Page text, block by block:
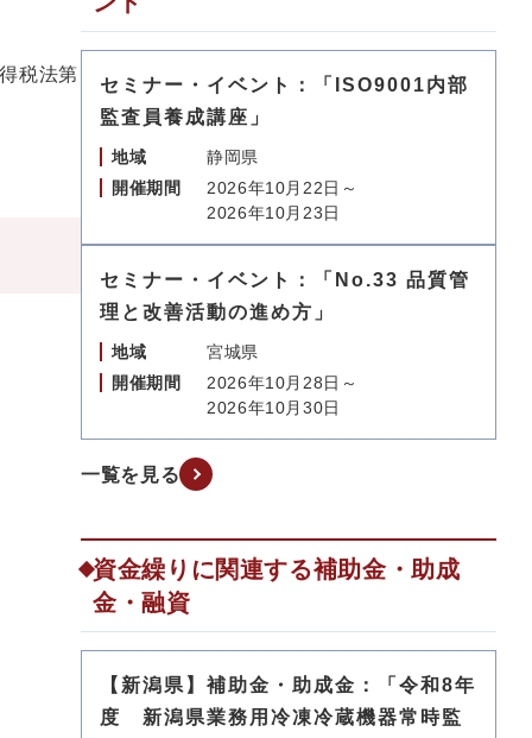
税法第
セミナー・イベント：「ISO9001内部
監査員養成講座」
地域
静岡県
開催期間
2026年10月22日～
2026年10月23日
セミナー・イベント：「No.33 品質管
理と改善活動の進め方」
地域
宮城県
開催期間
2026年10月28日～
2026年10月30日
一覧を見る
資金繰りに関連する補助金・助成
金・融資
【新潟県】補助金・助成金：「令和8年
度 新潟県業務用冷凍冷蔵機器常時監